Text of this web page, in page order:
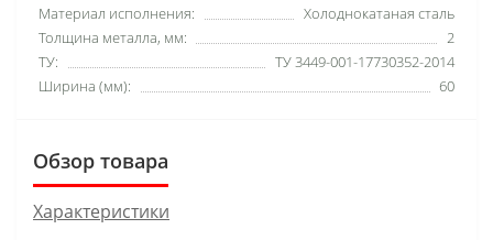
Материал исполнения:
Холоднокатаная сталь
Толщина металла, мм:
2
ТУ:
ТУ 3449-001-17730352-2014
Ширина (мм):
60
Обзор товара
Характеристики